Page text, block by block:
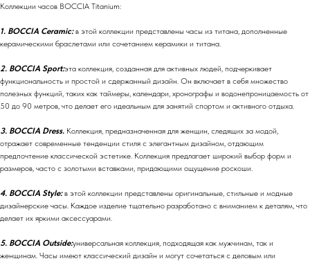
Коллекции часов BOCCIA Titanium:
1. BOCCIA Ceramic:в этой коллекции представлены часы из титана, дополненные
керамическими браслетами или сочетанием керамики и титана.
2. BOCCIA Sport:эта коллекция, созданная для активных людей, подчеркивает
функциональность и простой и сдержанный дизайн. Он включает в себя множество
полезных функций, таких как таймеры, календари, хронографы и водонепроницаемость от
50 до 90 метров, что делает его идеальным для занятий спортом и активного отдыха.
3. BOCCIA Dress. Коллекция, предназначенная для женщин, следящих за модой,
отражает современные тенденции стиля с элегантным дизайном, отдающим
предпочтение классической эстетике. Коллекция предлагает широкий выбор форм и
размеров, часто с золотыми вставками, придающими ощущение роскоши.
4. BOCCIA Style:в этой коллекции представлены оригинальные, стильные и модные
дизайнерские часы. Каждое изделие тщательно разработано с вниманием к деталям, что
делает их яркими аксессуарами.
5. BOCCIA Outside:универсальная коллекция, подходящая как мужчинам, так и
женщинам. Часы имеют классический дизайн и могут сочетаться с деловым или